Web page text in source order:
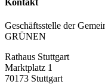
Geschäftsstelle der
GRÜNEN
Rathaus Stuttgart
Marktplatz 1
70173 Stuttgart